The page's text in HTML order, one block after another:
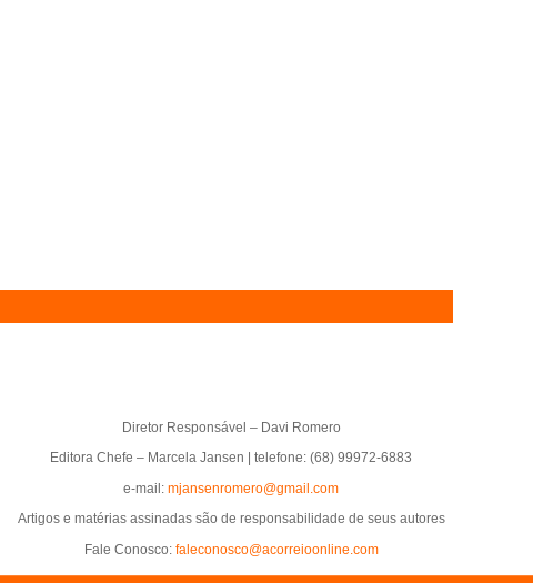
Diretor Responsável – Davi Romero
Editora Chefe – Marcela Jansen | telefone: (68) 99972-6883
e-mail: mjansenromero@gmail.com
Artigos e matérias assinadas são de responsabilidade de seus autores
Fale Conosco: faleconosco@acorreioonline.com